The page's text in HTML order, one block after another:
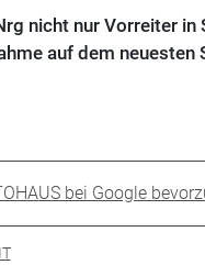
nicht nur Vorreiter in
auf dem neuesten
bei Google